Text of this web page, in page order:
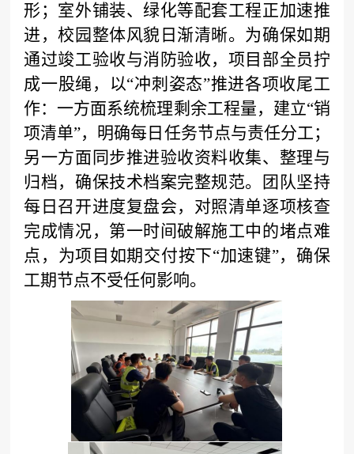
形；室外铺装、绿化等配套工程正加速推
进，校园整体风貌日渐清晰。为确保如期
通过竣工验收与消防验收，项目部全员拧
成一股绳，以“冲刺姿态”推进各项收尾工
作：一方面系统梳理剩余工程量，建立“销
项清单”，明确每日任务节点与责任分工；
另一方面同步推进验收资料收集、整理与
归档，确保技术档案完整规范。团队坚持
每日召开进度复盘会，对照清单逐项核查
完成情况，第一时间破解施工中的堵点难
点，为项目如期交付按下“加速键”，确保
工期节点不受任何影响。